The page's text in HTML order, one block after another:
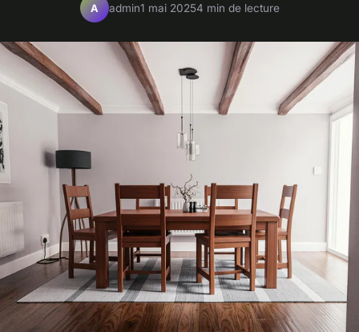
A admin1 mai 20254 min de lecture